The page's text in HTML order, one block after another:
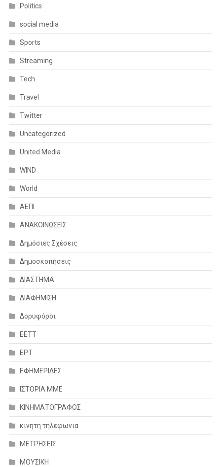
Politics
social media
Sports
Streaming
Tech
Travel
Twitter
Uncategorized
United Media
WIND
World
ΑΕΠΙ
ΑΝΑΚΟΙΝΩΣΕΙΣ
Δημόσιες Σχέσεις
Δημοσκοπήσεις
ΔΙΑΣΤΗΜΑ
ΔΙΑΦΗΜΙΣΗ
Δορυφόροι
ΕΕΤΤ
ΕΡΤ
ΕΦΗΜΕΡΙΔΕΣ
ΙΣΤΟΡΙΑ ΜΜΕ
ΚΙΝΗΜΑΤΟΓΡΑΦΟΣ
κινητη τηλεφωνια
ΜΕΤΡΗΣΕΙΣ
ΜΟΥΣΙΚΗ